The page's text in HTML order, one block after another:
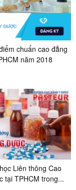
chuẩn cao đẳng
năm 2018
Liên thông Cao
tại TPHCM trong...